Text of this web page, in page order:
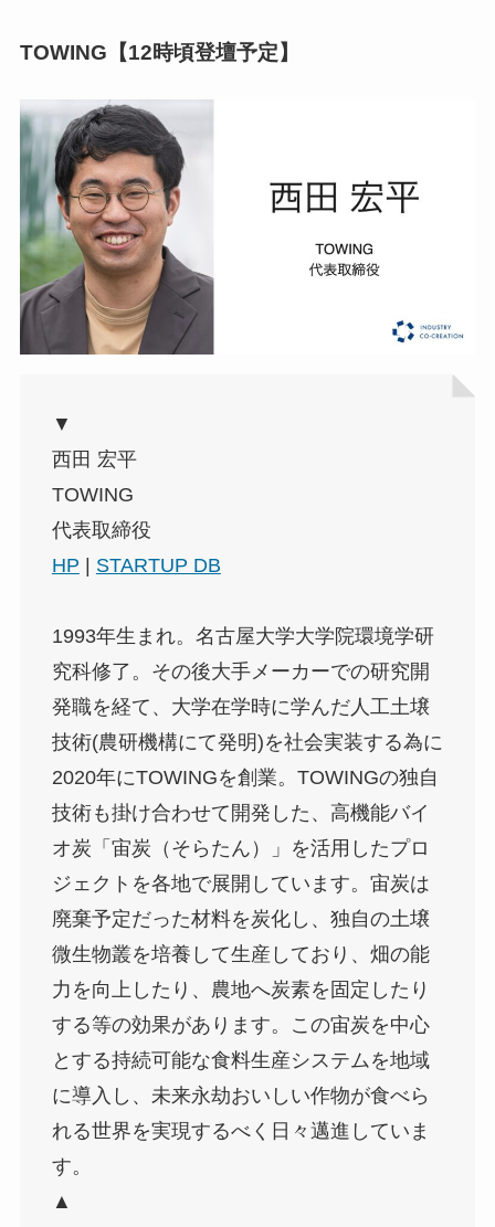
TOWING【12時頃登壇予定】
▼
西田 宏平
TOWING
代表取締役
HP
STARTUP DB
1993年生まれ。名古屋大学大学院環境学研
究科修了。その後大手メーカーでの研究開
発職を経て、大学在学時に学んだ人工土壌
技術(農研機構にて発明)を社会実装する為に
2020年にTOWINGを創業。TOWINGの独自
技術も掛け合わせて開発した、高機能バイ
オ炭「宙炭（そらたん）」を活用したプロ
ジェクトを各地で展開しています。宙炭は
廃棄予定だった材料を炭化し、独自の土壌
微生物叢を培養して生産しており、畑の能
力を向上したり、農地へ炭素を固定したり
する等の効果があります。この宙炭を中心
とする持続可能な食料生産システムを地域
に導入し、未来永劫おいしい作物が食べら
れる世界を実現するべく日々邁進していま
す。
▲